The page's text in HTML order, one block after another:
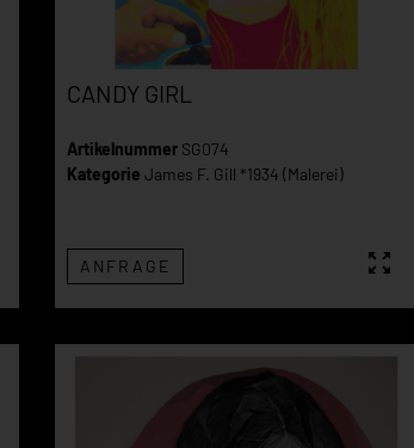
CANDY GIRL
Artikelnummer SG074
Kategorie James F. Gill *1934 (Malerei)
ANFRAGE